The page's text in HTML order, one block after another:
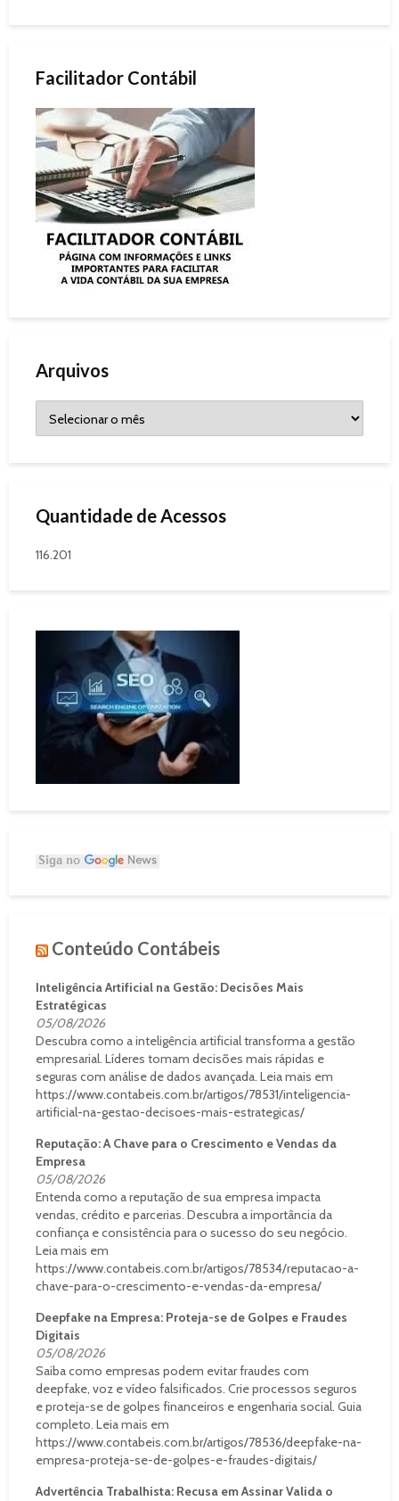
Facilitador Contábil
Arquivos
Quantidade de Acessos
116.201
Conteúdo Contábeis
Inteligência Artificial na Gestão: Decisões Mais
Estratégicas
05/08/2026
Descubra como a inteligência artificial transforma a gestão
empresarial. Líderes tomam decisões mais rápidas e
seguras com análise de dados avançada. Leia mais em
https://www.contabeis.com.br/artigos/78531/inteligencia-
artificial-na-gestao-decisoes-mais-estrategicas/
Reputação: A Chave para o Crescimento e Vendas da
Empresa
05/08/2026
Entenda como a reputação de sua empresa impacta
vendas, crédito e parcerias. Descubra a importância da
confiança e consistência para o sucesso do seu negócio.
Leia mais em
https://www.contabeis.com.br/artigos/78534/reputacao-a-
chave-para-o-crescimento-e-vendas-da-empresa/
Deepfake na Empresa: Proteja-se de Golpes e Fraudes
Digitais
05/08/2026
Saiba como empresas podem evitar fraudes com
deepfake, voz e vídeo falsificados. Crie processos seguros
e proteja-se de golpes financeiros e engenharia social. Guia
completo. Leia mais em
https://www.contabeis.com.br/artigos/78536/deepfake-na-
empresa-proteja-se-de-golpes-e-fraudes-digitais/
Advertência Trabalhista: Recusa em Assinar Valida o